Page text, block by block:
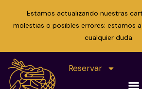
Estamos actualizando nuestras
molestias o posibles errores; estamos
cualquier duda.
Reservar